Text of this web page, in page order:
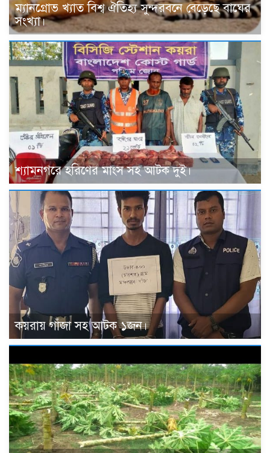
ম্যানগ্রোভ খ্যাত বিশ্ব ঐতিহ্য সুন্দরবনে বেড়েছে বাঘের
সংখ্যা।
শ্যামনগরে হরিণের মাংস সহ আটক দুই।
কয়রায় গাঁজা সহ আটক ১জন।